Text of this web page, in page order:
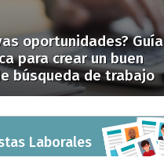
oportunidades? Guía
para crear un buen
búsqueda de trabajo
Laborales